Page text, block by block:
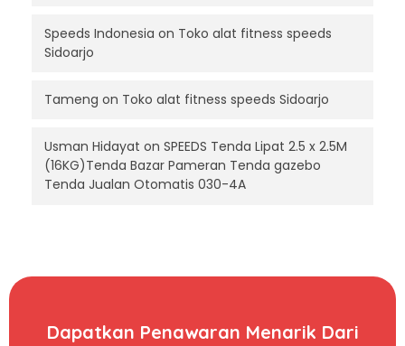
Speeds Indonesia on Toko alat fitness speeds
Sidoarjo
Tameng on Toko alat fitness speeds Sidoarjo
Usman Hidayat on SPEEDS Tenda Lipat 2.5 x 2.5M
(16KG)Tenda Bazar Pameran Tenda gazebo
Tenda Jualan Otomatis 030-4A
Dapatkan Penawaran Menarik Dari